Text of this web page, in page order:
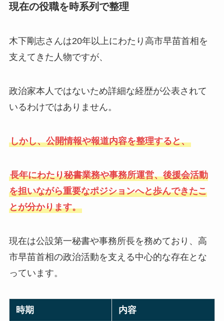
現在の役職を時系列で整理
木下剛志さんは20年以上にわたり高市早苗首相を
支えてきた人物ですが、
政治家本人ではないため詳細な経歴が公表されて
いるわけではありません。
しかし、公開情報や報道内容を整理すると、
長年にわたり秘書業務や事務所運営、後援会活動
を担いながら重要なポジションへと歩んできたこ
とが分かります。
現在は公設第一秘書や事務所長を務めており、高
市早苗首相の政治活動を支える中心的な存在とな
っています。
時期 内容